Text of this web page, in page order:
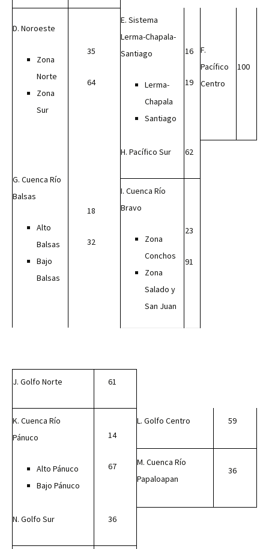
D. Noroeste
Zona
Norte
Zona
Sur
35
64
E. Sistema
Lerma-Chapala-
Santiago
Lerma-
Chapala
Santiago
16
19
F.
Pacífico
Centro
100
G. Cuenca Río
Balsas
Alto
Balsas
Bajo
Balsas
18
32
H. Pacífico Sur 62
I. Cuenca Río
Bravo
Zona
Conchos
Zona
Salado y
San Juan
23
91
J. Golfo Norte 61
K. Cuenca Río
Pánuco
Alto Pánuco
Bajo Pánuco
14
67
L. Golfo Centro 59
M. Cuenca Río
Papaloapan
36
N. Golfo Sur 36